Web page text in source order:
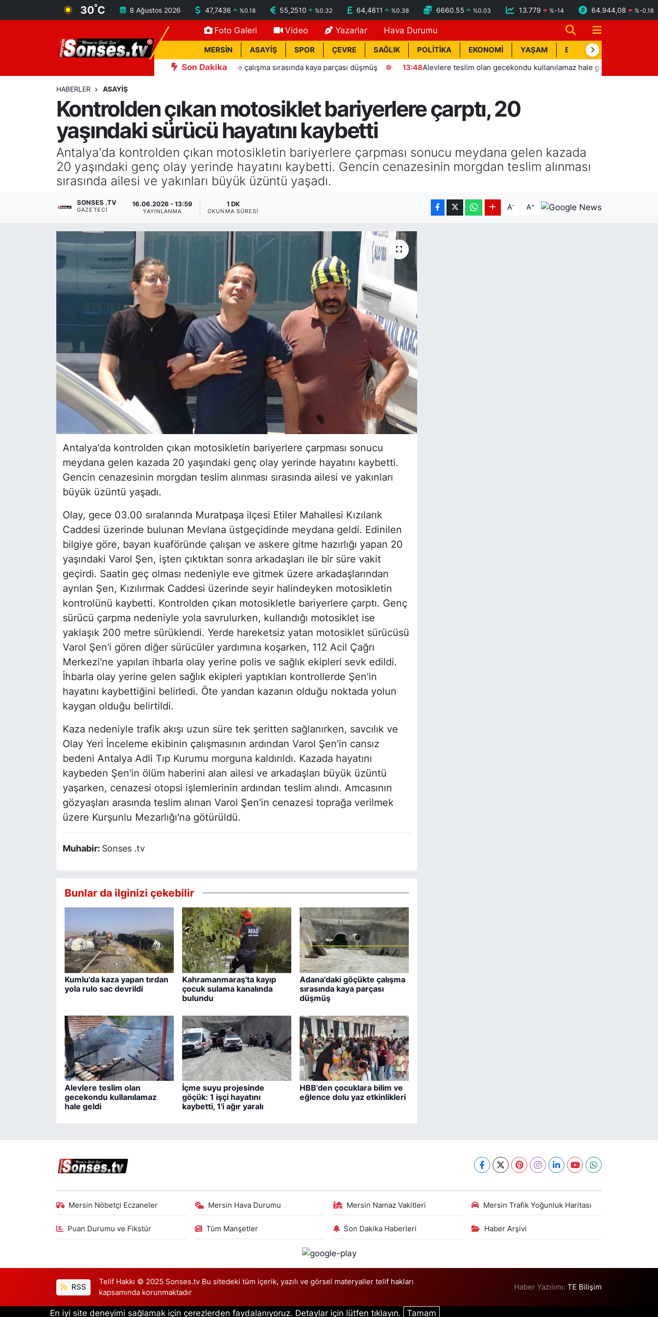
30°C 8 Ağustos 2026 47,7436 %0.18 55,2510 %0.32 64,4811 %0.38 6660.55 %0.03 13.779 %-14 64.944,08 %-0.18
Foto Galeri Video Yazarlar Hava Durumu
MERSİN ASAYİŞ SPOR ÇEVRE SAĞLIK POLİTİKA EKONOMİ YAŞAM BİK İLAN
Son Dakika
Adana'daki göçükte çalışma sırasında kaya parçası düşmüş 13:48 Alevlere teslim olan gecekondu kullanılamaz hale geldi
HABERLER ASAYİŞ
Kontrolden çıkan motosiklet bariyerlere çarptı, 20
yaşındaki sürücü hayatını kaybetti
Antalya'da kontrolden çıkan motosikletin bariyerlere çarpması sonucu meydana gelen kazada
20 yaşındaki genç olay yerinde hayatını kaybetti. Gencin cenazesinin morgdan teslim alınması
sırasında ailesi ve yakınları büyük üzüntü yaşadı.
SONSES .TV
GAZETECI
16.06.2026 - 13:59
YAYINLANMA
1 DK
OKUNMA SÜRESI A- A+
Antalya'da kontrolden çıkan motosikletin bariyerlere çarpması sonucu
meydana gelen kazada 20 yaşındaki genç olay yerinde hayatını kaybetti.
Gencin cenazesinin morgdan teslim alınması sırasında ailesi ve yakınları
büyük üzüntü yaşadı.
Olay, gece 03.00 sıralarında Muratpaşa ilçesi Etiler Mahallesi Kızılarık
Caddesi üzerinde bulunan Mevlana üstgeçidinde meydana geldi. Edinilen
bilgiye göre, bayan kuaföründe çalışan ve askere gitme hazırlığı yapan 20
yaşındaki Varol Şen, işten çıktıktan sonra arkadaşları ile bir süre vakit
geçirdi. Saatin geç olması nedeniyle eve gitmek üzere arkadaşlarından
ayrılan Şen, Kızılırmak Caddesi üzerinde seyir halindeyken motosikletin
kontrolünü kaybetti. Kontrolden çıkan motosikletle bariyerlere çarptı. Genç
sürücü çarpma nedeniyle yola savrulurken, kullandığı motosiklet ise
yaklaşık 200 metre sürüklendi. Yerde hareketsiz yatan motosiklet sürücüsü
Varol Şen'i gören diğer sürücüler yardımına koşarken, 112 Acil Çağrı
Merkezi'ne yapılan ihbarla olay yerine polis ve sağlık ekipleri sevk edildi.
İhbarla olay yerine gelen sağlık ekipleri yaptıkları kontrollerde Şen'in
hayatını kaybettiğini belirledi. Öte yandan kazanın olduğu noktada yolun
kaygan olduğu belirtildi.
Kaza nedeniyle trafik akışı uzun süre tek şeritten sağlanırken, savcılık ve
Olay Yeri İnceleme ekibinin çalışmasının ardından Varol Şen'in cansız
bedeni Antalya Adli Tıp Kurumu morguna kaldırıldı. Kazada hayatını
kaybeden Şen'in ölüm haberini alan ailesi ve arkadaşları büyük üzüntü
yaşarken, cenazesi otopsi işlemlerinin ardından teslim alındı. Amcasının
gözyaşları arasında teslim alınan Varol Şen'in cenazesi toprağa verilmek
üzere Kurşunlu Mezarlığı'na götürüldü.
Muhabir: Sonses .tv
Bunlar da ilginizi çekebilir
Kumlu'da kaza yapan tırdan
yola rulo sac devrildi
Kahramanmaraş'ta kayıp
çocuk sulama kanalında
bulundu
Adana'daki göçükte çalışma
sırasında kaya parçası
düşmüş
Alevlere teslim olan
gecekondu kullanılamaz
hale geldi
İçme suyu projesinde
göçük: 1 işçi hayatını
kaybetti, 1'i ağır yaralı
HBB'den çocuklara bilim ve
eğlence dolu yaz etkinlikleri
Mersin Nöbetçi Eczaneler Mersin Hava Durumu Mersin Namaz Vakitleri Mersin Trafik Yoğunluk Haritası
Puan Durumu ve Fikstür Tüm Manşetler Son Dakika Haberleri Haber Arşivi
RSS
Telif Hakkı © 2025 Sonses.tv Bu sitedeki tüm içerik, yazılı ve görsel materyaller telif hakları
kapsamında korunmaktadır
Haber Yazılımı:TE Bilişim
En iyi site deneyimi sağlamak için çerezlerden faydalanıyoruz. Detaylar için lütfen tıklayın. Tamam
MERSİN
GÜNÜN MANŞETİ
KÜLTÜR - SANAT
MAGAZİN
YEREL HABER
Mersin Nöbetçi Eczaneler
Mersin Namaz Vakitleri
Mersin Trafik Yoğunluk Haritası
Süper Lig Puan Durumu ve Fikstür
Tüm Manşetler
Son Dakika Haberleri
Haber Arşivi